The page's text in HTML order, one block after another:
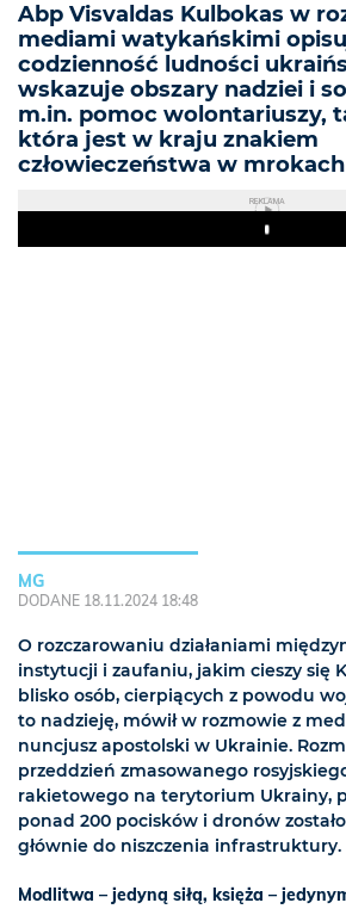
Abp Visvaldas Kulbokas w
mediami watykańskimi
codzienność ludności
wskazuje obszary nadziei i
m.in. pomoc wolontariuszy,
która jest w kraju znakiem
człowieczeństwa w
REKLAMA
Play
MG
DODANE 18.11.2024 18:48
O rozczarowaniu działaniami
instytucji i zaufaniu, jakim cieszy się
blisko osób, cierpiących z powodu
to nadzieję, mówił w rozmowie z
nuncjusz apostolski w Ukrainie.
przeddzień zmasowanego
rakietowego na terytorium Ukrainy,
ponad 200 pocisków i dronów
głównie do niszczenia infrastruktury.
Modlitwa – jedyną siłą, księża –